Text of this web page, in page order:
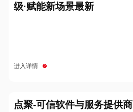
级·赋能新场景最新
进入详情
点聚-可信软件与服务提供商